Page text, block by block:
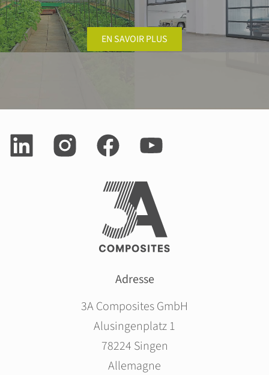
EN SAVOIR PLUS
Adresse
3A Composites GmbH
Alusingenplatz 1
78224 Singen
Allemagne